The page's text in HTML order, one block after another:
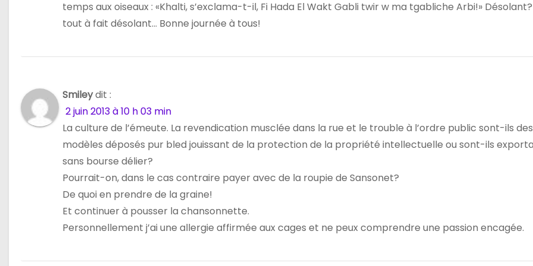
r
i
c
temps aux oiseaux : «Khalti, s’exclama-t-il, Fi Hada El Wakt Gabli twir w ma tgabliche Arbi!» Désolant?
tout à fait désolant… Bonne journée à tous!
Smileydit :
2 juin 2013 à 10 h 03 min
La culture de l’émeute. La revendication musclée dans la rue et le trouble à l’ordre public sont-ils des
modèles déposés pur bled jouissant de la protection de la propriété intellectuelle ou sont-ils
sans bourse délier?
Pourrait-on, dans le cas contraire payer avec de la roupie de Sansonet?
De quoi en prendre de la graine!
Et continuer à pousser la chansonnette.
Personnellement j’ai une allergie affirmée aux cages et ne peux comprendre une passion encagée.